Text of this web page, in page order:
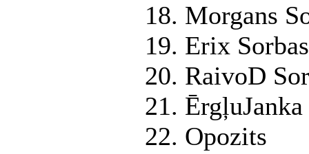
18. Morgans
19. Erix Sorbas
20. RaivoD
21. ĒrgļuJanka
22. Opozits